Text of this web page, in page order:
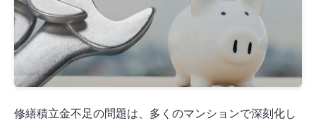
修繕積立金不足の問題は、多くのマンションで深刻化し